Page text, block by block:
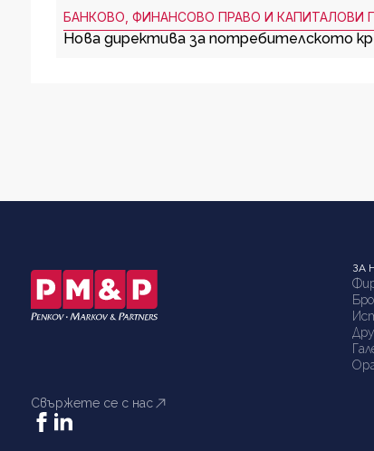
БАНКОВО, ФИНАНСОВО ПРАВО И КАПИТАЛОВИ
Нова директива за потребителското
Свържете се с нас
ЗА